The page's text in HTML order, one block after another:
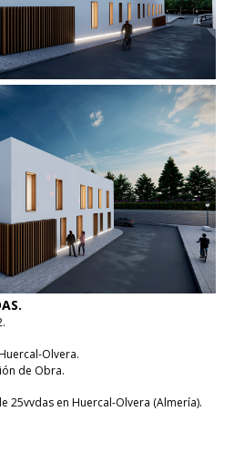
Olvera.
de Obra.
25vvdas en Huercal-Olvera (Almería).